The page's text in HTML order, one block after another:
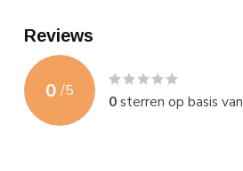
Reviews
0 /5
0sterren op basis van